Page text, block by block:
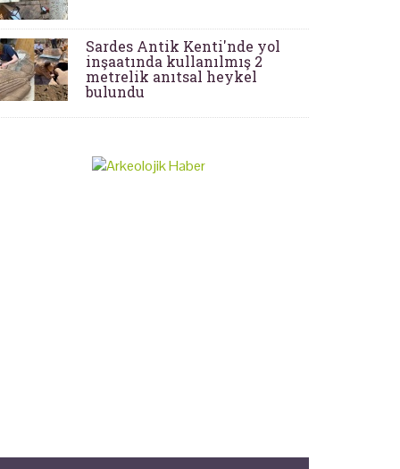
Sardes Antik Kenti'nde yol
inşaatında kullanılmış 2
metrelik anıtsal heykel
bulundu